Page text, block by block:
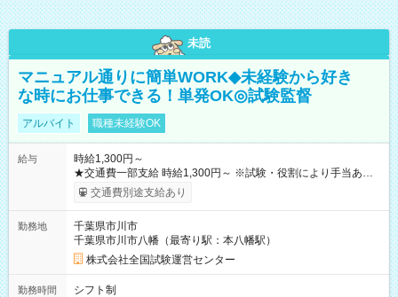
未読
マニュアル通りに簡単WORK◆未経験から好き
な時にお仕事できる！単発OK◎試験監督
アルバイト 職種未経験OK
給与
時給1,300円～
★交通費一部支給 時給1,300円～ ※試験・役割により手当あり
※勤務回数により昇給あり 【即給（前払い）オプションあ
り！】 希望される場合、勤務から1週間ほどで給与の一部を受け
例】 ・河合塾模擬試験 8:30～17:30（休憩1時間） 時給1,300円
×8時間＝日収10,400円＋交通費 ※当日の役割により時給＋100
円の場合あり ・国家試験 7:00～13:30（休憩なし） 時給1,300
円（役割手当＋100円）×6時間＝日収8,400円＋交通費 【試用期
間】試用期間なし
交通費別途支給あり
勤務地
千葉県市川市
千葉県市川市八幡（最寄り駅：本八幡駅）
株式会社全国試験運営センター
勤務時間
シフト制